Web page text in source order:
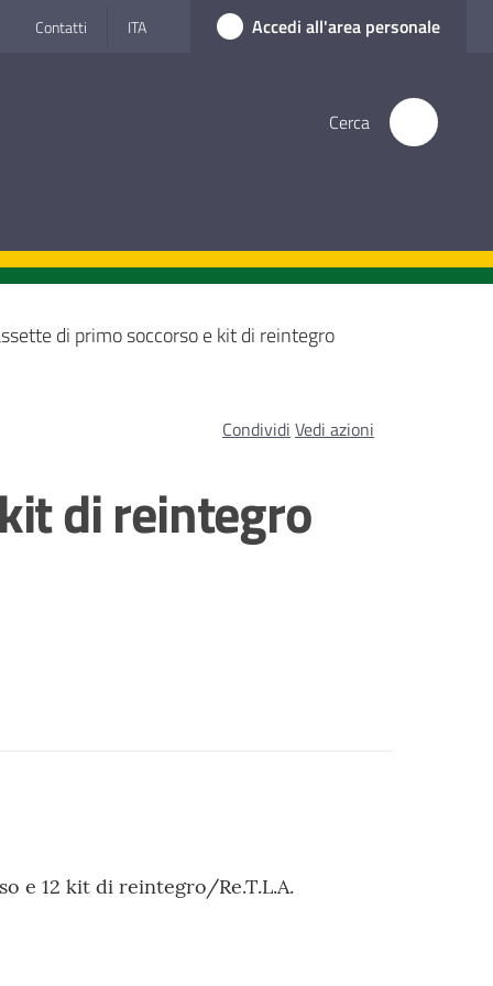
Contatti ITA Accedi all'area personale
Cerca
di primo soccorso e kit di reintegro
di reintegro
Condividi Vedi azioni
e 12 kit di reintegro/Re.T.L.A.